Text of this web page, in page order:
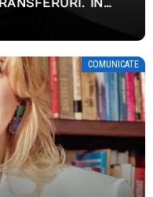
ÎN
COMUNICATE